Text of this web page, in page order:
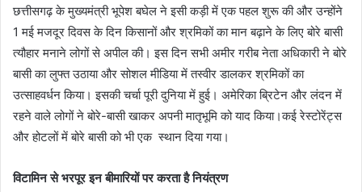
छत्तीसगढ़ के मुख्यमंत्री भूपेश बघेल ने इसी कड़ी में एक पहल शुरू की और उन्होंने
1 मई मजदूर दिवस के दिन किसानों और श्रमिकों का मान बढ़ाने के लिए बोरे बासी
त्यौहार मनाने लोगों से अपील की। इस दिन सभी अमीर गरीब नेता अधिकारी ने बोरे
बासी का लुफ्त उठाया और सोशल मीडिया में तस्वीर डालकर श्रमिकों का
उत्साहवर्धन किया। इसकी चर्चा पूरी दुनिया में हुई। अमेरिका ब्रिटेन और लंदन में
रहने वाले लोगों ने बोरे-बासी खाकर अपनी मातृभूमि को याद किया।कई रेस्टोरेंट्स
और होटलों में बोरे बासी को भी एक स्थान दिया गया।
विटामिन से भरपूर इन बीमारियों पर करता है नियंत्रण